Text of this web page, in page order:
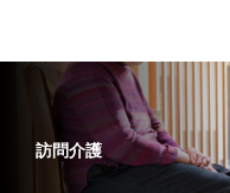
訪問介護